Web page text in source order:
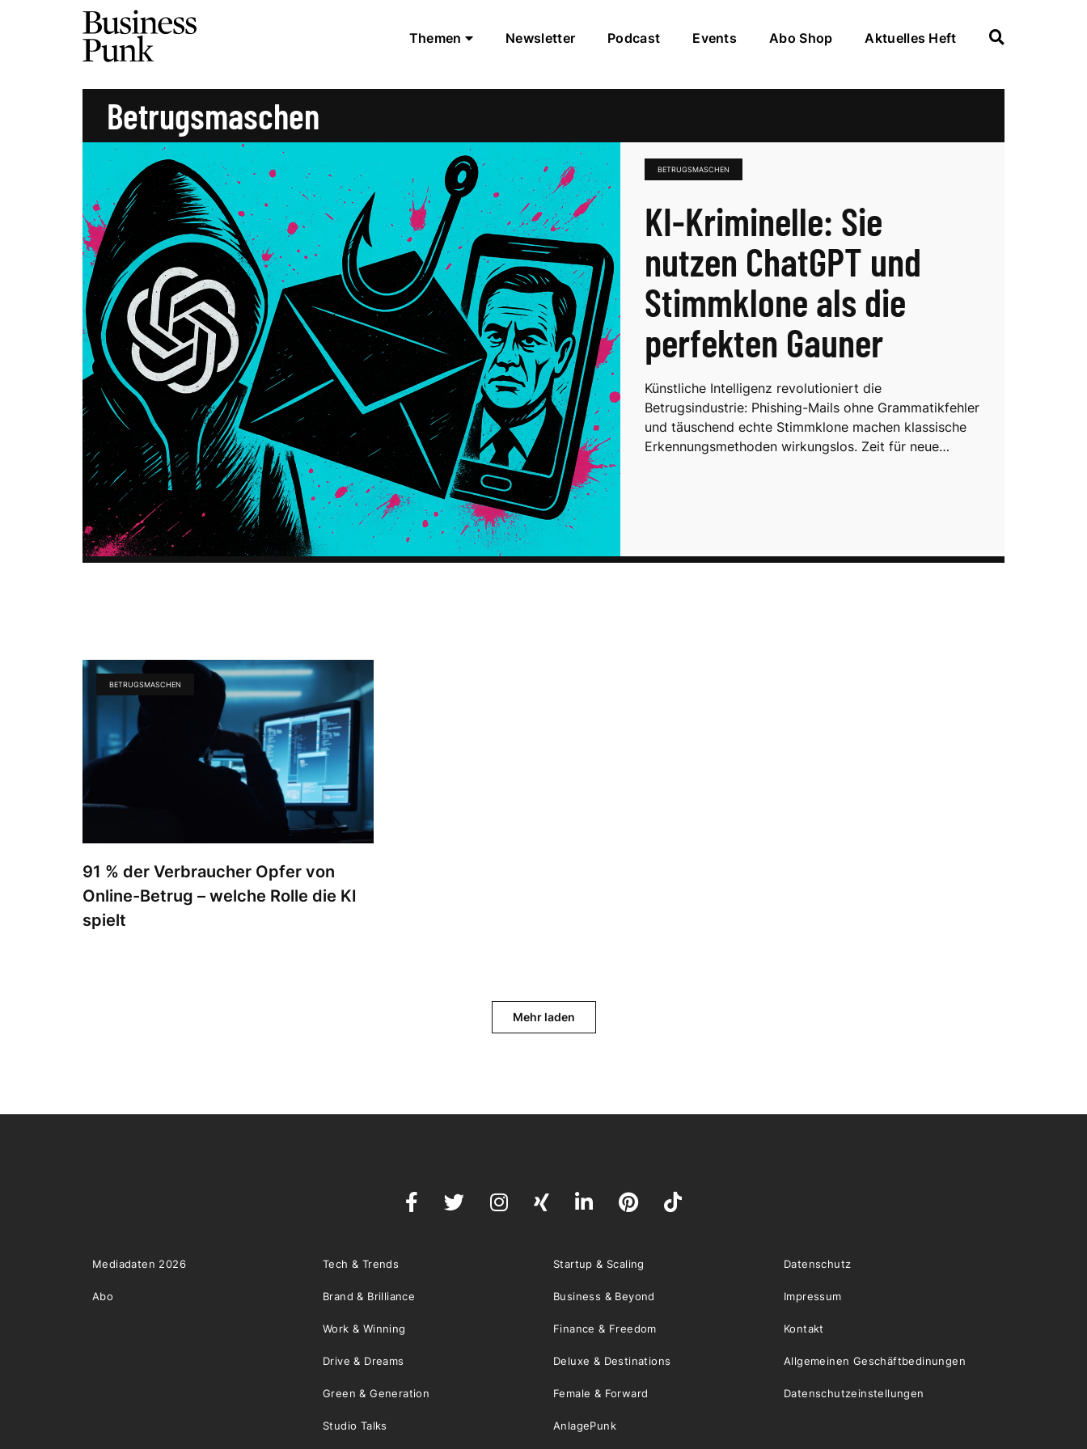
Themen Newsletter Podcast Events Abo Shop Aktuelles Heft
Betrugsmaschen
BETRUGSMASCHEN
KI-Kriminelle: Sie
nutzen ChatGPT und
Stimmklone als die
perfekten Gauner
Künstliche Intelligenz revolutioniert die
Betrugsindustrie: Phishing-Mails ohne Grammatikfehler
und täuschend echte Stimmklone machen klassische
Erkennungsmethoden wirkungslos. Zeit für neue…
91 % der Verbraucher Opfer von
Online-Betrug – welche Rolle die KI
spielt
BETRUGSMASCHEN
Mehr laden
Mediadaten 2026
Abo
Tech & Trends Startup & Scaling
Brand & Brilliance Business & Beyond
Work & Winning Finance & Freedom
Drive & Dreams Deluxe & Destinations
Green & Generation Female & Forward
Studio Talks AnlagePunk
Datenschutz
Impressum
Kontakt
Allgemeinen Geschäftbedinungen
Datenschutzeinstellungen